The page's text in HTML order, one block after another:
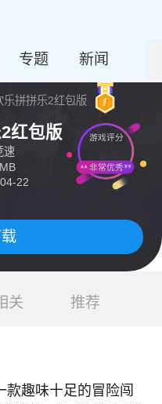
专题 新闻
乐拼拼乐2红包版
红包版
速
22
游戏评分
非常优秀
关 推荐
趣味十足的冒险闯